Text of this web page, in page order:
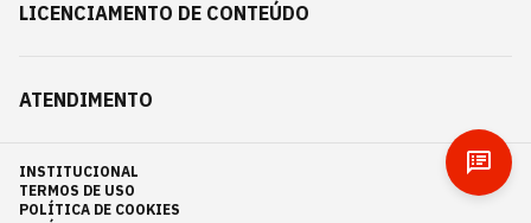
LICENCIAMENTO DE CONTEÚDO
ATENDIMENTO
INSTITUCIONAL
TERMOS DE USO
POLÍTICA DE COOKIES